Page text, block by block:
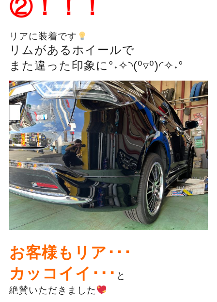
②！！！
リアに装着です
リムがあるホイールで
また違った印象に°˖✧◝(⁰▿⁰)◜✧˖°
お客様もリア･･･
カッコイイ･･･ と
絶賛いただきました